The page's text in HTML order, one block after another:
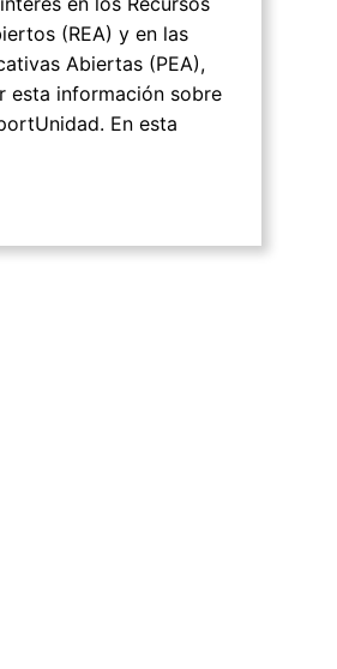
(REA) y en las
Abiertas (PEA),
esta información sobre
En esta